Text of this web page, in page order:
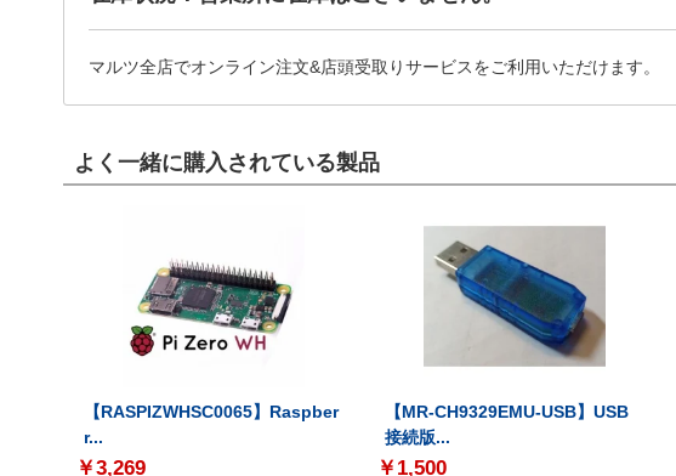
マルツ全店でオンライン注文&店頭受取りサービスをご利用いただけます。
よく一緒に購入されている製品
【RASPIZWHSC0065】Raspber
r...
￥3,269
【MR-CH9329EMU-USB】USB
接続版...
￥1,500